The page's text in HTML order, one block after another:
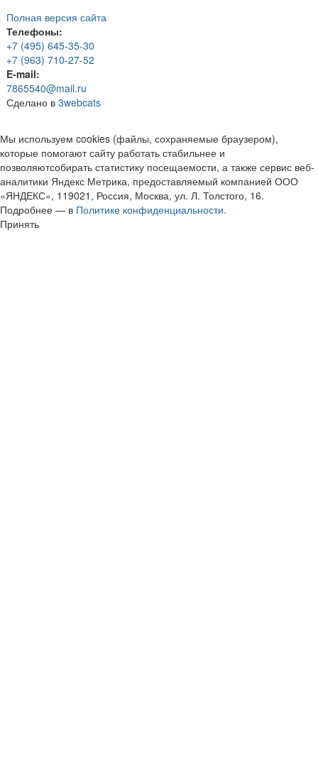
Полная версия сайта
Телефоны:
+7 (495) 645-35-30
+7 (963) 710-27-52
E-mail:
7865540@mail.ru
Сделано в 3webcats
Мы используем cookies (файлы, сохраняемые браузером),
которые помогают сайту работать стабильнее и
позволяютсобирать статистику посещаемости, а также сервис веб-
аналитики Яндекс Метрика, предоставляемый компанией ООО
«ЯНДЕКС», 119021, Россия, Москва, ул. Л. Толстого, 16.
Подробнее — в Политике конфиденциальности.
Принять